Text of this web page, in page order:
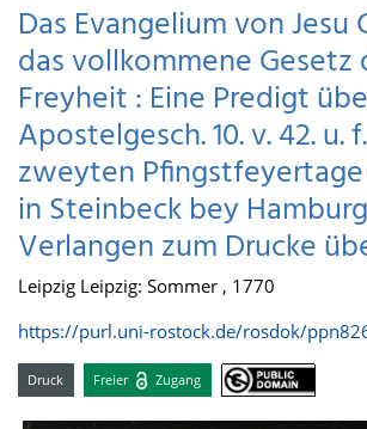
Das Evangelium von Jesu
das vollkommene Gesetz
Freyheit : Eine Predigt
Apostelgesch. 10. v. 42. u.
zweyten
in Steinbeck bey
Verlangen zum Drucke
Leipzig Leipzig: Sommer , 1770
https://purl.uni-rostock.de/rosdok/
Druck Freier Zugang